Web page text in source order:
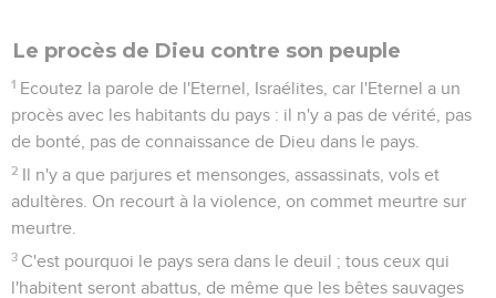
Le procès de Dieu contre son peuple
1 Ecoutez la parole de l'Eternel, Israélites, car l'Eternel a un
procès avec les habitants du pays : il n'y a pas de vérité, pas
de bonté, pas de connaissance de Dieu dans le pays.
2 Il n'y a que parjures et mensonges, assassinats, vols et
adultères. On recourt à la violence, on commet meurtre sur
meurtre.
3 C'est pourquoi le pays sera dans le deuil ; tous ceux qui
l'habitent seront abattus, de même que les bêtes sauvages